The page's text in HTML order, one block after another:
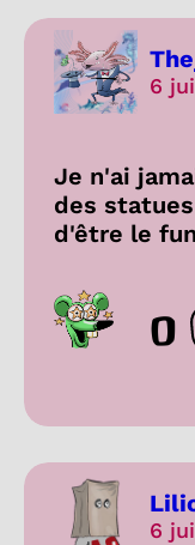
6
Je n'ai
des
d'être le
0
6